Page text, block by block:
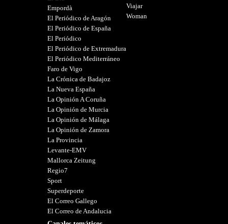
Empordà
El Periódico de Aragón
El Periódico de España
El Periódico
El Periódico de Extremadura
El Periódico Mediterráneo
Faro de Vigo
La Crónica de Badajoz
La Nueva España
La Opinión A Coruña
La Opinión de Murcia
La Opinión de Málaga
La Opinión de Zamora
La Provincia
Levante-EMV
Mallorca Zeitung
Regio7
Sport
Superdeporte
El Correo Gallego
El Correo de Andalucia
Viajar
Woman